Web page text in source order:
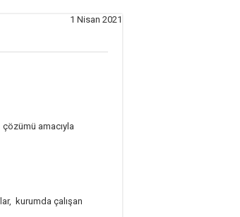
1 Nisan 2021
amacıyla
kurumda çalışan